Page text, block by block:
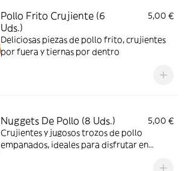
Pollo Frito Crujiente (6
Uds.)
5,00 €
Deliciosas piezas de pollo frito, crujientes
por fuera y tiernas por dentro
Nuggets De Pollo (8 Uds.)
5,00 €
Crujientes y jugosos trozos de pollo
empanados, ideales para disfrutar en